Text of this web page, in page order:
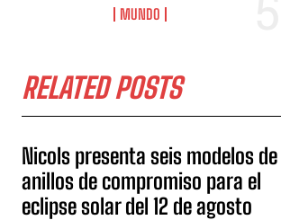
MUNDO
RELATED POSTS
Nicols presenta seis modelos de
anillos de compromiso para el
eclipse solar del 12 de agosto